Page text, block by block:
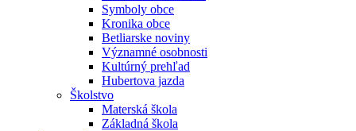
Symboly obce
Kronika obce
Betliarske noviny
Významné osobnosti
Kultúrný prehľad
Hubertova jazda
Školstvo
Materská škola
Základná škola